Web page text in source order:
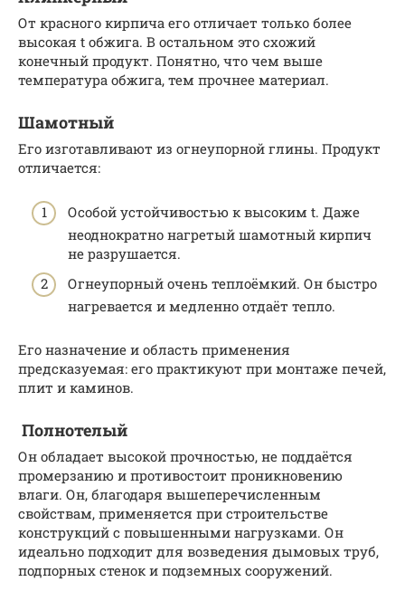
От красного кирпича его отличает только более
высокая t обжига. В остальном это схожий
конечный продукт. Понятно, что чем выше
температура обжига, тем прочнее материал.
Шамотный
Его изготавливают из огнеупорной глины. Продукт
отличается:
Особой устойчивостью к высоким t. Даже
неоднократно нагретый шамотный кирпич
не разрушается.
Огнеупорный очень теплоёмкий. Он быстро
нагревается и медленно отдаёт тепло.
Его назначение и область применения
предсказуемая: его практикуют при монтаже печей,
плит и каминов.
Полнотелый
Он обладает высокой прочностью, не поддаётся
промерзанию и противостоит проникновению
влаги. Он, благодаря вышеперечисленным
свойствам, применяется при строительстве
конструкций с повышенными нагрузками. Он
идеально подходит для возведения дымовых труб,
подпорных стенок и подземных сооружений.